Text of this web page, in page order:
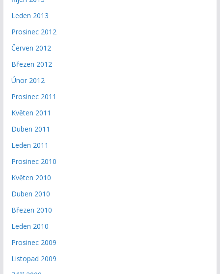
Leden 2013
Prosinec 2012
Červen 2012
Březen 2012
Únor 2012
Prosinec 2011
Květen 2011
Duben 2011
Leden 2011
Prosinec 2010
Květen 2010
Duben 2010
Březen 2010
Leden 2010
Prosinec 2009
Listopad 2009